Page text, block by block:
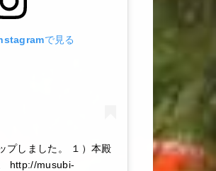
で見る
プしました。 １）本殿
http://musubi-